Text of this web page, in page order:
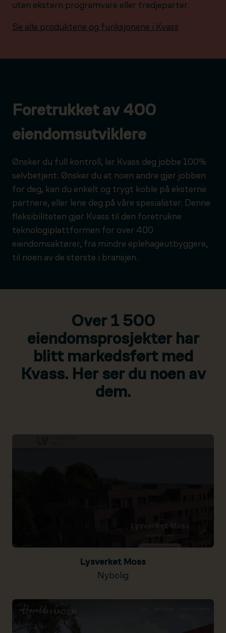
uten ekstern programvare eller tredjeparter.
Se alle produktene og funksjonene i Kvass
Foretrukket av 400
eiendomsutviklere
Ønsker du full kontroll, lar Kvass deg jobbe 100%
selvbetjent. Ønsker du at noen andre gjør jobben
for deg, kan du enkelt og trygt koble på eksterne
partnere, eller lene deg på våre spesialister. Denne
fleksibiliteten gjør Kvass til den foretrukne
teknologiplattformen for over 400
eiendomsaktører, fra mindre eplehageutbyggere,
til noen av de største i bransjen.
Over 1 500
eiendomsprosjekter har
blitt markedsført med
Kvass. Her ser du noen av
dem.
Lysverket Moss
Nybolig